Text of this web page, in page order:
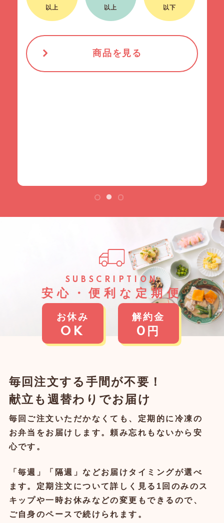
260kcal
以上
2.8g
以下
20g
以上
SUBSCRIPTION
安⼼・便利な定期便
毎回注⽂する⼿間が不要！
献⽴も週替わりでお届け
毎回ご注文いただかなくても、定期的に冷凍の
お弁当をお届けします。頼み忘れもないから安
心です。
「毎週」「隔週」などお届けタイミングが選べ
ます。定期注文について詳しく見る1回のみのス
キップや一時お休みなどの変更もできるので、
ご自身のペースで続けられます。
お休み
OK
解約金
0円